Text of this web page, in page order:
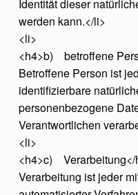
Identität dieser
werden kann.</li>
<li>
<h4>b) betroffene
Betroffene Person ist
identifizierbare
personenbezogene
Verantwortlichen
<li>
<h4>c) Verarbeitung</
Verarbeitung ist jeder